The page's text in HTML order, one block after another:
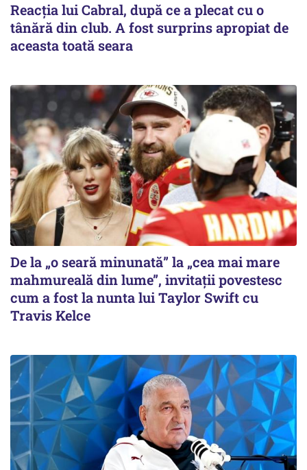
Reacția lui Cabral, după ce a plecat cu o
tânără din club. A fost surprins apropiat de
aceasta toată seara
De la „o seară minunată” la „cea mai mare
mahmureală din lume”, invitații povestesc
cum a fost la nunta lui Taylor Swift cu
Travis Kelce